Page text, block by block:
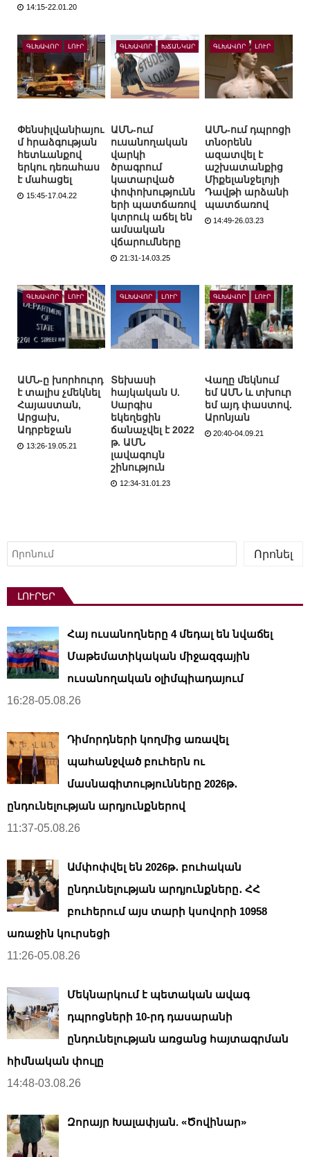
14:15-22.01.20
ԳԼԽԱՎՈՐ ԼՈՒՐ
Փենսիլվանիայու
մ հրաձգության
հետևանքով
երկու դեռահաս
է մահացել
15:45-17.04.22
ԳԼԽԱՎՈՐ ԽՃԱՆԿԱՐ
ԱՄՆ-ում
ուսանողական
վարկի
ծրագրում
կատարված
փոփոխությունն
երի պատճառով
կտրուկ աճել են
ամսական
վճարումները
21:31-14.03.25
ԳԼԽԱՎՈՐ ԼՈՒՐ
ԱՄՆ-ում դպրոցի
տնօրենն
ազատվել է
աշխատանքից
Միքելանջելոյի
Դավթի արձանի
պատճառով
14:49-26.03.23
ԳԼԽԱՎՈՐ ԼՈՒՐ
ԱՄՆ-ը խորհուրդ
է տալիս չմեկնել
Հայաստան,
Արցախ,
Ադրբեջան
13:26-19.05.21
ԳԼԽԱՎՈՐ ԼՈՒՐ
Տեխասի
հայկական Ս.
Սարգիս
եկեղեցին
ճանաչվել է 2022
թ. ԱՄՆ
լավագույն
շինություն
12:34-31.01.23
ԳԼԽԱՎՈՐ ԼՈՒՐ
Վաղը մեկնում
եմ ԱՄՆ և տխուր
եմ այդ փաստով.
Արոնյան
20:40-04.09.21
Որոնել
Որոնել
ԼՈՒՐԵՐ
Հայ ուսանողները 4 մեդալ են նվաճել
Մաթեմատիկական միջազգային
ուսանողական օլիմպիադայում
16:28-05.08.26
Դիմորդների կողմից առավել
պահանջված բուհերն ու
մասնագիտությունները 2026թ․
ընդունելության արդյունքներով
11:37-05.08.26
Ամփոփվել են 2026թ․ բուհական
ընդունելության արդյունքները․ ՀՀ
բուհերում այս տարի կսովորի 10958
առաջին կուրսեցի
11:26-05.08.26
Մեկնարկում է պետական ավագ
դպրոցների 10-րդ դասարանի
ընդունելության առցանց հայտագրման
հիմնական փուլը
14:48-03.08.26
Զորայր Խալափյան. «Ծովինար»